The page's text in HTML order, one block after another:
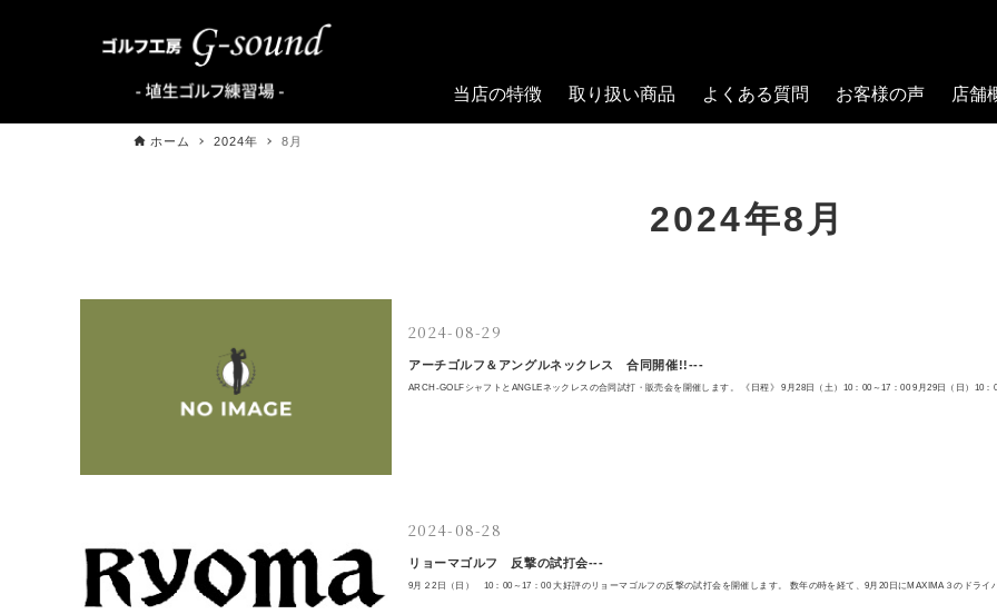
当店の特徴 取り扱い商品 よくある質問 お客様の声 店舗
ホーム 2024年 8月
2024年8月
2024-08-29
アーチゴルフ＆アングルネックレス 合同開催!!---
ARCH-GOLFシャフトとANGLEネックレスの合同試打・販売会を開催します。 《日程》 9月28日（土）10：00～17：00 9月29日（日）10
2024-08-28
リョーマゴルフ 反撃の試打会---
9月２2日（日） 10：00～17：00 大好評のリョーマゴルフの反撃の試打会を開催します。 数年の時を経て、9月20日にMAXIMA３のドライ